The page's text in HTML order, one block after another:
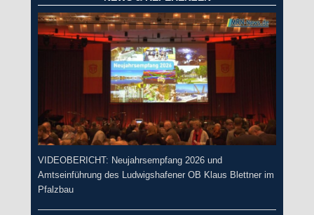
VIDEOBERICHT: Neujahrsempfang 2026 und
Amtseinführung des Ludwigshafener OB Klaus Blettner im
Pfalzbau